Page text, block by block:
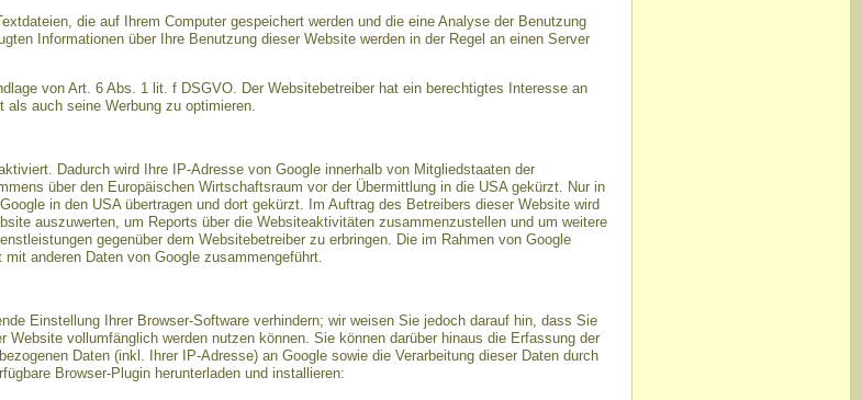
die auf Ihrem Computer gespeichert werden und die eine Analyse der Benutzung
Informationen über Ihre Benutzung dieser Website werden in der Regel an einen Server
von Art. 6 Abs. 1 lit. f DSGVO. Der Websitebetreiber hat ein berechtigtes Interesse an
auch seine Werbung zu optimieren.
Dadurch wird Ihre IP-Adresse von Google innerhalb von Mitgliedstaaten der
über den Europäischen Wirtschaftsraum vor der Übermittlung in die USA gekürzt. Nur in
in den USA übertragen und dort gekürzt. Im Auftrag des Betreibers dieser Website wird
auszuwerten, um Reports über die Websiteaktivitäten zusammenzustellen und um weitere
gegenüber dem Websitebetreiber zu erbringen. Die im Rahmen von Google
anderen Daten von Google zusammengeführt.
Einstellung Ihrer Browser-Software verhindern; wir weisen Sie jedoch darauf hin, dass Sie
vollumfänglich werden nutzen können. Sie können darüber hinaus die Erfassung der
Daten (inkl. Ihrer IP-Adresse) an Google sowie die Verarbeitung dieser Daten durch
Browser-Plugin herunterladen und installieren: